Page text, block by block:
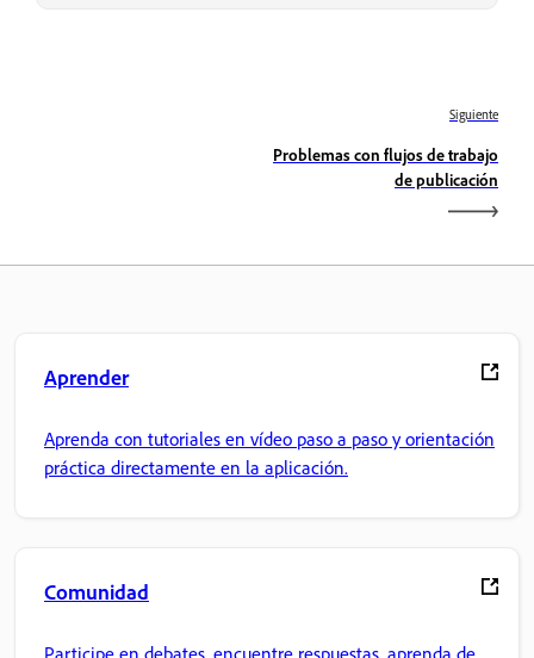
Siguiente
Problemas con flujos de trabajo
de publicación
Aprender
Aprenda con tutoriales en vídeo paso a paso y orientación
práctica directamente en la aplicación.
Comunidad